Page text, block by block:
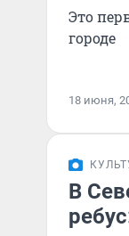
Это
городе
18 июня,
В